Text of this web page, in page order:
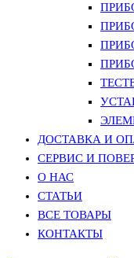
ДОСТАВКА И
СЕРВИС И
О НАС
СТАТЬИ
ВСЕ ТОВАРЫ
КОНТАКТЫ